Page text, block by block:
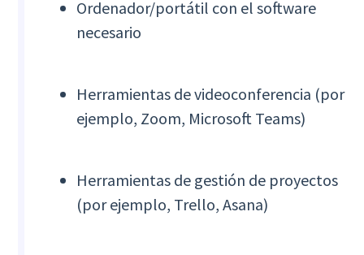
Ordenador/portátil con el software
necesario
Herramientas de videoconferencia (por
ejemplo, Zoom, Microsoft Teams)
Herramientas de gestión de proyectos
(por ejemplo, Trello, Asana)